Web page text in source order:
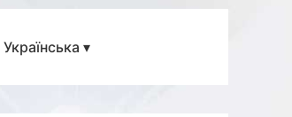
Українська ▾